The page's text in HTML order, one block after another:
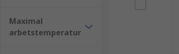
Maximal
arbetstemperatur